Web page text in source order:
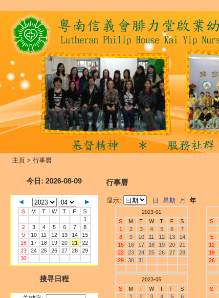
主頁 > 行事曆
今日 : 2026-08-09
S M T W T F
S
1
2
3 4 5 6 7
8
9
10 11 12 13 14
15
16
17 18 19 20 21
22
23
24 25 26 27 28
29
30
搜寻日程
行事曆
显示: 日 星期 月 年
2023-01
S
M T W T F
S
1
2 3 4 5 6
7
8
9 10 11 12 13
14
15
16 17 18 19 20
21
22
23 24 25 26 27
28
29
30 31
S
5
12
19
26
2023-05
S
M T W T F
S
1
2 3 4 5
6
S